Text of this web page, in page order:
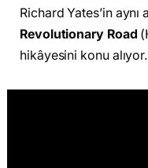
Richard Yates’in aynı
Revolutionary Road
hikâyesini konu alıyor.